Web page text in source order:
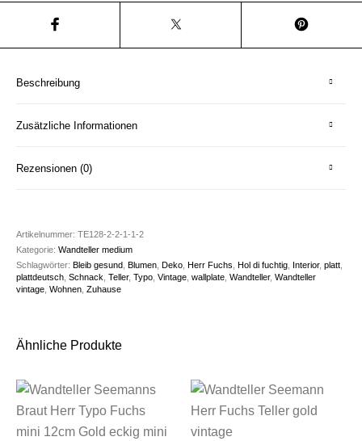
Beschreibung
Zusätzliche Informationen
Rezensionen (0)
Artikelnummer:TE128-2-2-1-1-2
Kategorie:Wandteller medium
Schlagwörter:Bleib gesund ,Blumen ,Deko ,Herr Fuchs ,Hol di fuchtig Interior,platt
plattdeutsch ,Schnack ,Teller,Typo ,Vintage ,wallplate ,Wandteller,Wandteller
vintage ,Wohnen ,Zuhause
Ähnliche Produkte